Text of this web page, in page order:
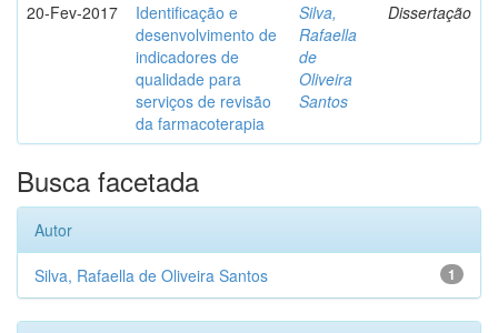
20-Fev-2017
Identificação e
desenvolvimento de
indicadores de
qualidade para
serviços de revisão
da farmacoterapia
Silva,
Rafaella
de
Oliveira
Santos
Dissertação
Busca facetada
Autor
1
Silva, Rafaella de Oliveira Santos